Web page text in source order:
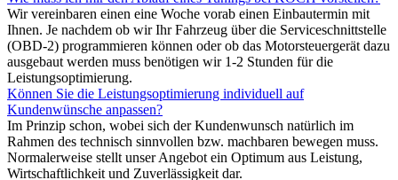
Wir vereinbaren einen eine Woche vorab einen Einbautermin mit
Ihnen. Je nachdem ob wir Ihr Fahrzeug über die Serviceschnittstelle
(OBD-2) programmieren können oder ob das Motorsteuergerät dazu
ausgebaut werden muss benötigen wir 1-2 Stunden für die
Leistungsoptimierung.
Können Sie die Leistungsoptimierung individuell auf
Kundenwünsche anpassen?
Im Prinzip schon, wobei sich der Kundenwunsch natürlich im
Rahmen des technisch sinnvollen bzw. machbaren bewegen muss.
Normalerweise stellt unser Angebot ein Optimum aus Leistung,
Wirtschaftlichkeit und Zuverlässigkeit dar.